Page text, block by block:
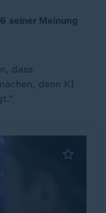
seiner Meinung
dass
denn KI